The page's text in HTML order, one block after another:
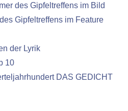
des Gipfeltreffens im Bild
Gipfeltreffens im Feature
der Lyrik
10
DAS GEDICHT